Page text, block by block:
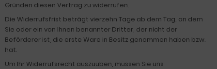
Gründen diesen Vertrag zu widerrufen.
Die Widerrufsfrist beträgt vierzehn Tage ab dem Tag, an dem
Sie oder ein von Ihnen benannter Dritter, der nicht der
Beförderer ist, die erste Ware in Besitz genommen haben bzw.
hat.
Um Ihr Widerrufsrecht auszuüben, müssen Sie uns